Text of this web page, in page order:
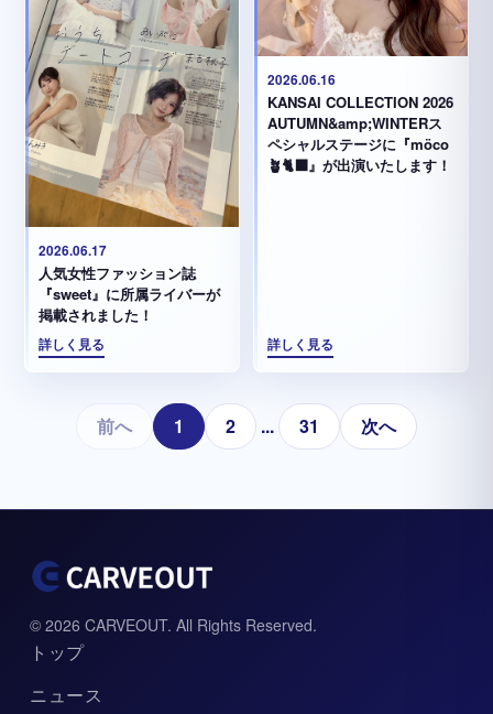
2026.06.17
人気女性ファッション誌
『sweet』に所属ライバーが
掲載されました！
詳しく見る
2026.06.16
KANSAI COLLECTION 2026
AUTUMN&amp;WINTERス
ペシャルステージに『möco
🪴🐈‍⬛』が出演いたします！
詳しく見る
前へ 1 2 ... 31 次へ
© 2026 CARVEOUT. All Rights Reserved.
トップ
ニュース